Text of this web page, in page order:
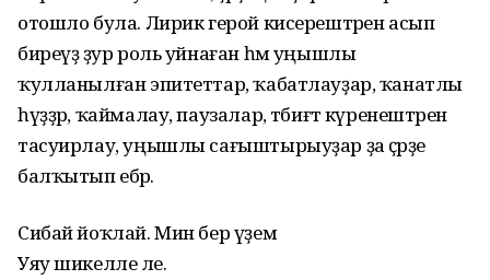
отошло була. Лирик герой кисерештәрен асып
биреүҙә ҙур роль уйнаған һәм уңышлы
ҡулланылған эпитеттар, ҡабатлауҙар, ҡанатлы
һүҙҙәр, ҡаймалау, паузалар, тәбиғәт күренештәрен
тасуирлау, уңышлы сағыштырыуҙар ҙа әҫәрҙе
балҡытып ебәрә.
Сибай йоҡлай. Мин бер үҙем
Уяу шикелле әле.